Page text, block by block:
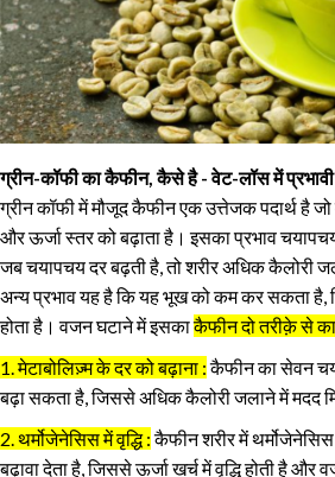
ग्रीन-कॉफी का कैफीन, कैसे है - वेट-लॉस में
ग्रीन कॉफी में मौजूद कैफीन एक उत्तेजक पदार्थ है
और ऊर्जा स्तर को बढ़ाता है। इसका प्रभाव
जब चयापचय दर बढ़ती है, तो शरीर अधिक कैलोरी
अन्य प्रभाव यह है कि यह भूख को कम कर सकता
होता है। वजन घटाने में इसकाकैफीन दो तरीक़े से
1. मेटाबोलिज़्म के दर को बढ़ाना :कैफीन का सेवन
बढ़ा सकता है, जिससे अधिक कैलोरी जलाने में मदद
2. थर्मोजेनेसिस में वृद्धि :कैफीन शरीर में थर्मोजेनेसिस
बढ़ावा देता है, जिससे ऊर्जा खर्च में वृद्धि होती है और